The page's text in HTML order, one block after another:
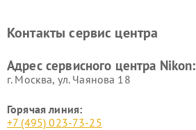
Ремонт цифровых монокуляров Nikon
Контакты сервис центра
Адрес сервисного центра Nikon:
г. Москва, ул. Чаянова 18
Горячая линия:
+7 (495) 023-73-25